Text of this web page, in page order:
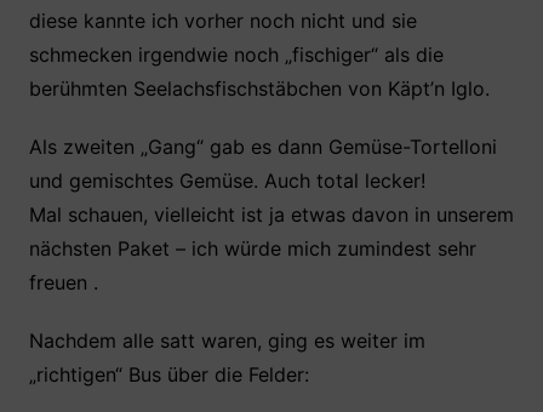
diese kannte ich vorher noch nicht und sie
schmecken irgendwie noch „fischiger“ als die
berühmten Seelachsfischstäbchen von Käpt’n Iglo.
Als zweiten „Gang“ gab es dann Gemüse-Tortelloni
und gemischtes Gemüse. Auch total lecker!
Mal schauen, vielleicht ist ja etwas davon in unserem
nächsten Paket – ich würde mich zumindest sehr
freuen .
Nachdem alle satt waren, ging es weiter im
„richtigen“ Bus über die Felder: